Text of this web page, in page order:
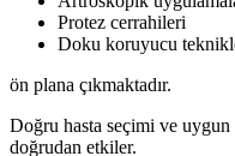
Protez cerrahileri
Doku koruyucu
ön plana çıkmaktadır.
Doğru hasta seçimi ve uygun
doğrudan etkiler.